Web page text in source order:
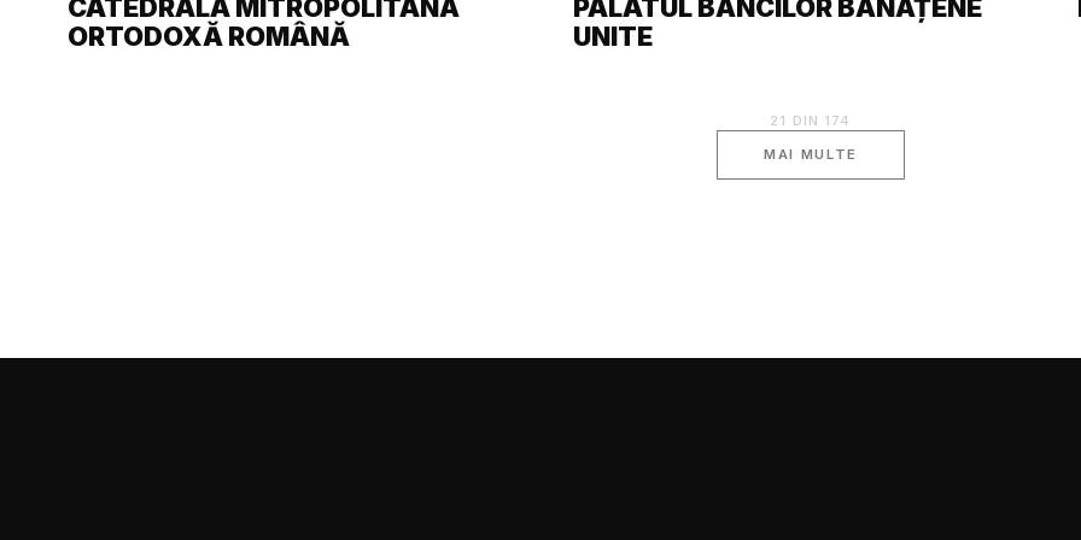
CATEDRALA MITROPOLITANĂ
ORTODOXĂ ROMÂNĂ
PALATUL BĂNCILOR BĂNĂȚENE
UNITE
21 DIN 174
MAI MULTE